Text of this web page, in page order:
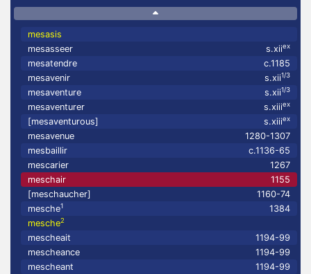
mesasis
mesasseer
s.xiiex
mesatendre
c.1185
mesavenir
s.xii1/3
mesaventure s.xii1/3
mesaventurer s.xiiiex
[mesaventurous] s.xiiiex
mesavenue
1280-1307
mesbaillir
c.1136-65
mescarier
1267
meschair
1155
[meschaucher]
1160-74
mesche1
1384
mesche2
mescheait
1194-99
mescheance
1194-99
mescheant
1194-99